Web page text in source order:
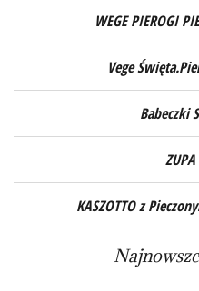
WEGE PIEROGI
Vege
Babeczki
KASZOTTO z